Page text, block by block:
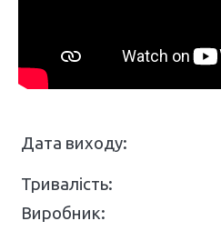
Дата виходу:
Тривалість:
Виробник: